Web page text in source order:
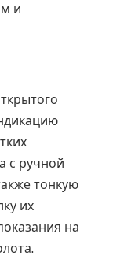
и
с ручной
тонкую
их
на